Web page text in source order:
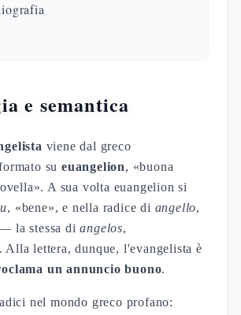
e semantica
viene dal greco
sueuangelion, «buona
A sua volta euangelion si
, «bene», e nella radice di angello,
— la stessa diangelos,
Alla lettera, dunque, l'evangelista è
un annuncio buono.
nel mondo greco profano: